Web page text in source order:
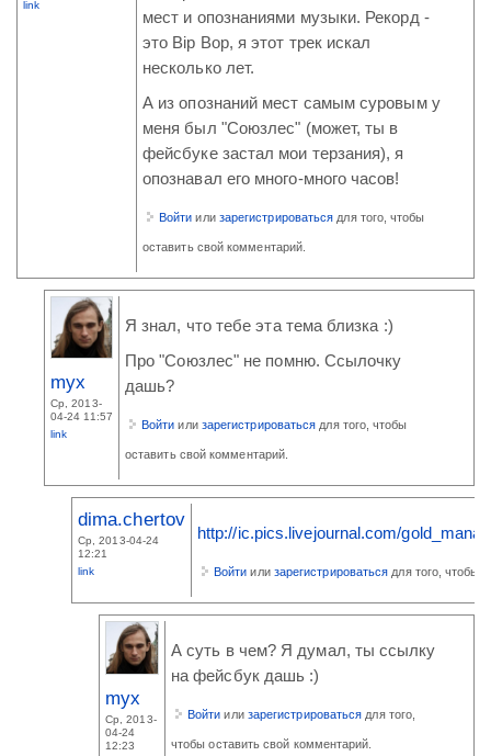
link
мест и опознаниями музыки. Рекорд -
это Bip Bop, я этот трек искал
несколько лет.
А из опознаний мест самым суровым у
меня был "Союзлес" (может, ты в
фейсбуке застал мои терзания), я
опознавал его много-много часов!
Войти или зарегистрироваться для того, чтобы
оставить свой комментарий.
myx
Ср, 2013-
04-24 11:57
link
Я знал, что тебе эта тема близка :)
Про "Союзлес" не помню. Ссылочку
дашь?
Войти или зарегистрироваться для того, чтобы
оставить свой комментарий.
dima.chertov
Ср, 2013-04-24
12:21
link
http://ic.pics.livejournal.com/
Войти или зарегистрироваться для того, чтобы
myx
Ср, 2013-
04-24
12:23
А суть в чем? Я думал, ты ссылку
на фейсбук дашь :)
Войти или зарегистрироваться для того,
чтобы оставить свой комментарий.